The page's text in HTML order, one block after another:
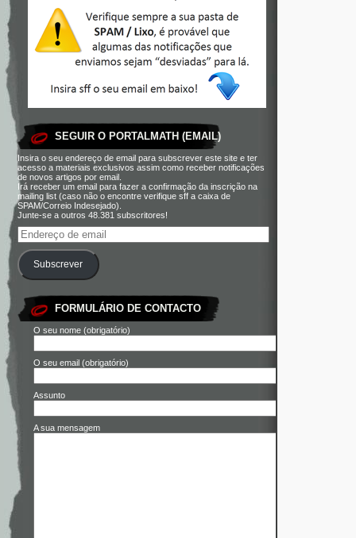
SEGUIR O PORTALMATH (EMAIL)
Insira o seu endereço de email para subscrever este site e ter
acesso a materiais exclusivos assim como receber notificações
de novos artigos por email.
Irá receber um email para fazer a confirmação da inscrição na
mailing list (caso não o encontre verifique sff a caixa de
SPAM/Correio Indesejado).
Junte-se a outros 48.381 subscritores!
Subscrever
FORMULÁRIO DE CONTACTO
O seu nome (obrigatório)
O seu email (obrigatório)
Assunto
A sua mensagem